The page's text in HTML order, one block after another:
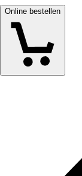
Online bestellen